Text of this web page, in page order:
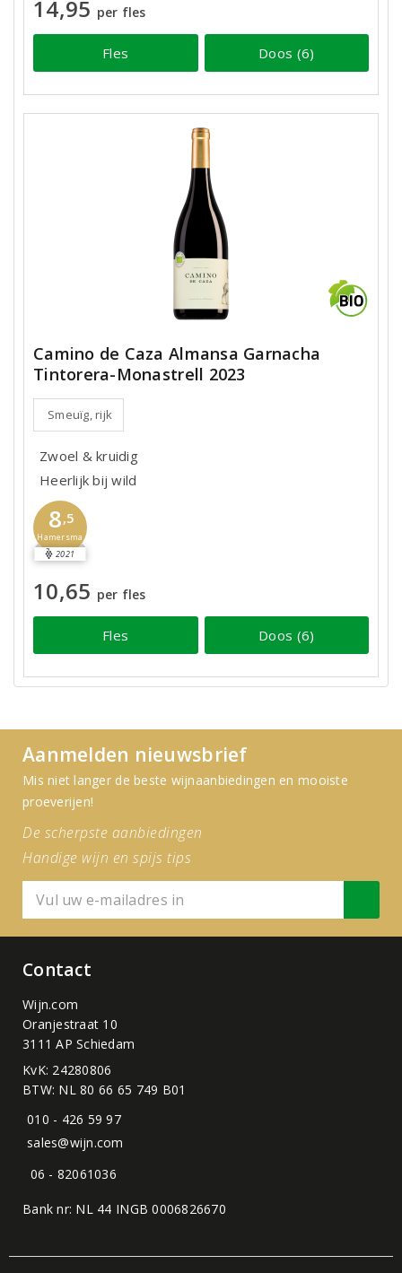
14,95 per fles
Fles Doos (6)
Camino de Caza Almansa Garnacha
Tintorera-Monastrell 2023
Smeuïg, rijk
Zwoel & kruidig
Heerlijk bij wild
8,5
Hamersma
2021
10,65 per fles
Fles Doos (6)
Aanmelden nieuwsbrief
Mis niet langer de beste wijnaanbiedingen en mooiste
proeverijen!
De scherpste aanbiedingen
Handige wijn en spijs tips
Contact
Wijn.com
Oranjestraat 10
3111 AP Schiedam
KvK: 24280806
BTW: NL 80 66 65 749 B01
010 - 426 59 97
sales@wijn.com
06 - 82061036
Bank nr: NL 44 INGB 0006826670